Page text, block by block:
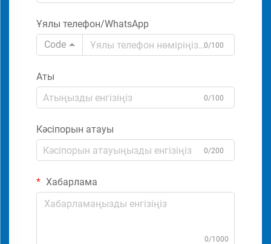
Ұялы телефон/WhatsApp
Code
0/100
Аты
0/100
Кәсіпорын атауы
0/200
Хабарлама
0/1000